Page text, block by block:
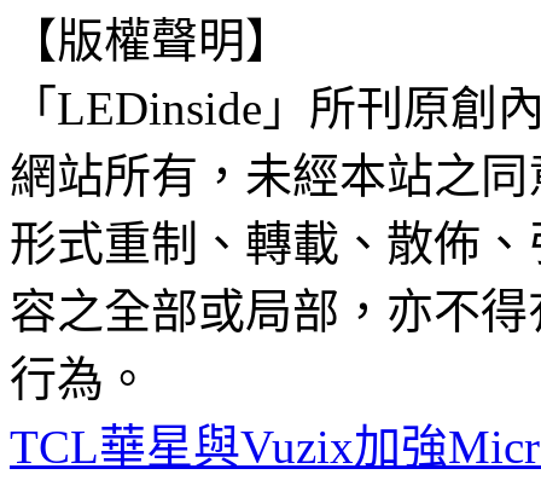
【版權聲明】
「LEDinside」所刊原創
網站所有，未經本站之
形式重制、轉載、散佈
容之全部或局部，亦不
行為。
TCL華星與Vuzix加強